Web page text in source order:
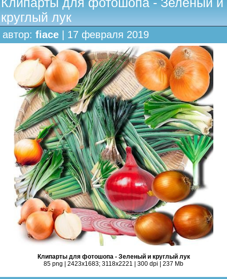
круглый лук
автор: fiace | 17 февраля 2019
Клипарты для фотошопа - Зеленый и круглый лук
85 png | 2423x1683; 3118х2221 | 300 dpi | 237 Mb